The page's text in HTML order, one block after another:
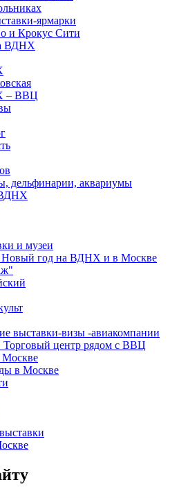
ярмарки
и Крокус Сити
ВДНХ
– ВВЦ
дельфинарии, аквариумы
и музеи
Новый год на ВДНХ и в Москве
выставки-визы -авиакомпании
центр рядом с ВВЦ
Москве
в Москве